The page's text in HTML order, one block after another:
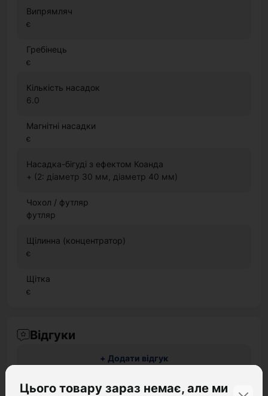
Випрямляч
є
Гребінець
є
Кількість насадок
6.0
Магнітні насадки
є
Насадка-бігуді з ефектом Коанда
+ (2: діаметр 30 мм, діаметр 40 мм)
Чохол / футляр
футляр
Щілинна (концентратор)
є
Щітка
є
Відгуки
+ Додати відгук
Цього товару зараз немає, але ми